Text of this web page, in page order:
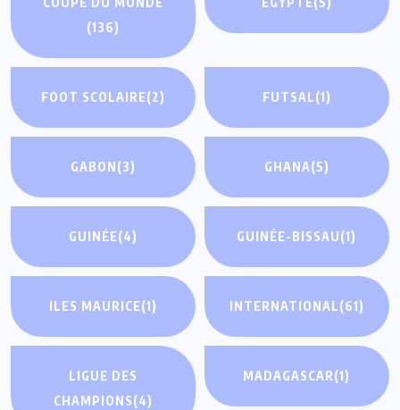
(136)
FOOT SCOLAIRE(2) FUTSAL(1)
GABON(3) GHANA(5)
GUINÉE(4) GUINÉE-BISSAU(1)
ILES MAURICE(1) INTERNATIONAL(61)
LIGUE DES
CHAMPIONS(4)
MADAGASCAR(1)